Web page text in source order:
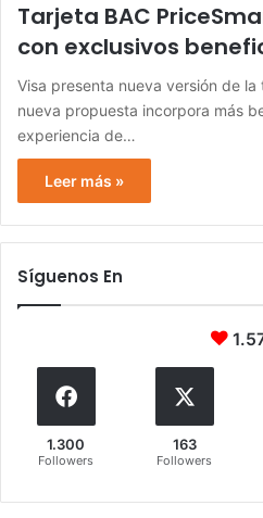
Tarjeta BAC
con exclusivos
Visa presenta nueva versión de
nueva propuesta incorpora más
experiencia de…
Leer más »
Síguenos En
1.300
Followers
163
Followers